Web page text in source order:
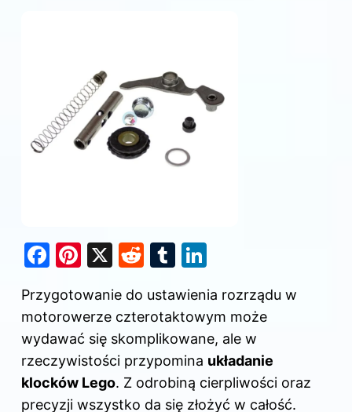
F
c
e
b
o
o
Pi
er
e
st
X
R
d
di
t
T
m
bl
r
k
e
dI
n
Przygotowanie do ustawienia rozrządu w
motorowerze czterotaktowym może
wydawać się skomplikowane, ale w
rzeczywistości przypomina układanie
klocków Lego. Z odrobiną cierpliwości oraz
precyzji wszystko da się złożyć w całość.